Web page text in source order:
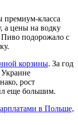
премиум-класса
а цены на водку
Пиво подорожало с
корзины. За год
рост
еще большим.
в Польше,